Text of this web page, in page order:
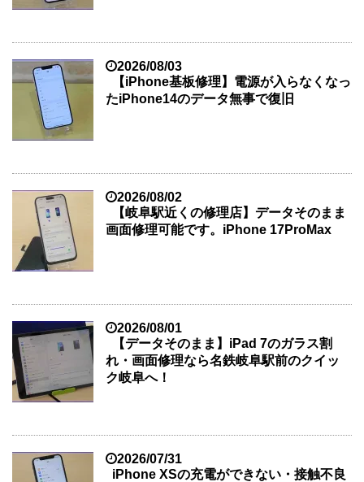
2026/08/03
【iPhone基板修理】電源が入らなくなっ
たiPhone14のデータ無事で復旧
2026/08/02
【岐阜駅近くの修理店】データそのまま
画面修理可能です。iPhone 17ProMax
2026/08/01
【データそのまま】iPad 7のガラス割
れ・画面修理なら名鉄岐阜駅前のクイッ
ク岐阜へ！
2026/07/31
iPhone XSの充電ができない・接触不良